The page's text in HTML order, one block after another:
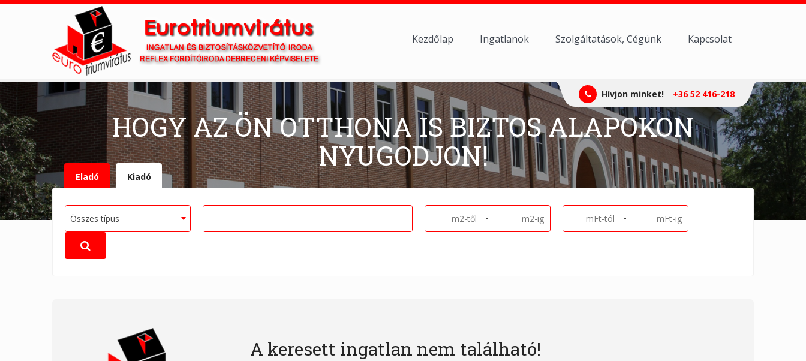
Kezdőlap Ingatlanok Szolgáltatások, Cégünk Kapcsolat
Hívjon minket! +36 52 416-218
HOGY AZ ÖN OTTHONA IS BIZTOS ALAPOKON
NYUGODJON!
Eladó Kiadó
Összes típus - -
A keresett ingatlan nem található!